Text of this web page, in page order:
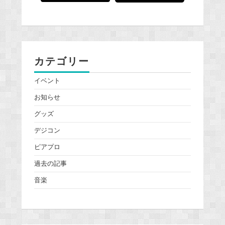
カテゴリー
イベント
お知らせ
グッズ
デジコン
ピアプロ
過去の記事
音楽